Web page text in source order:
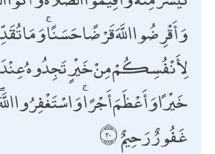
وَأَقْرِضُوا اللَّهَ قَرْضًا حَسَنًا ۚ وَمَا
لِأَنْفُسِكُمْ مِنْ خَيْرٍ تَجِدُوهُ عِنْدَ
خَيْرًا وَأَعْظَمَ أَجْرًا ۚ وَاسْتَغْفِرُوا اللَّهَ
غَفُورٌ رَحِيمٌ